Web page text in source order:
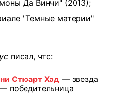
Да Винчи" (2013);
"Темные материи"
писал, что:
Стюарт Хэд — звезда
победительница